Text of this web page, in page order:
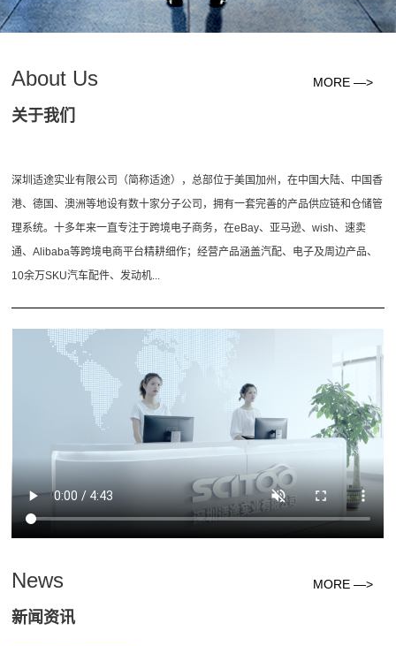
About Us
关于我们
MORE —>
深圳适途实业有限公司（简称适途），总部位于美国加州，在中国大陆、中国香
港、德国、澳洲等地设有数十家分子公司，拥有一套完善的产品供应链和仓储管
理系统。十多年来一直专注于跨境电子商务，在eBay、亚马逊、wish、速卖
通、Alibaba等跨境电商平台精耕细作；经营产品涵盖汽配、电子及周边产品、
10余万SKU汽车配件、发动机...
News
新闻资讯
MORE —>